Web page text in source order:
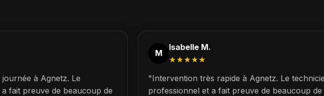
à Agnetz. Le
fait preuve de beaucoup de
M
Isabelle M.
★★★★★
"Intervention très rapide à Agnetz. Le
professionnel et a fait preuve de beaucoup